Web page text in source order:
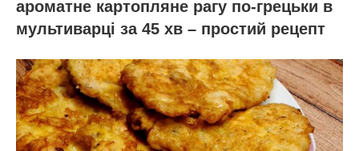
ароматне картопляне рагу по-грецьки в
мультиварці за 45 хв – простий рецепт